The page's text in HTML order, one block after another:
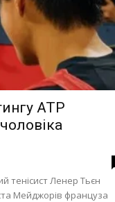
ATP
тенісист Ленер Тьєн
Мейджорів француза